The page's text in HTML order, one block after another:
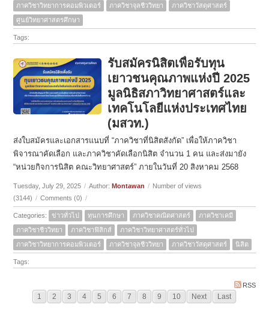
ภาควิชาวิทยาการคอมพิวเตอร์
ภาควิชาจุลชีววิทยา
ภาควิชาวัสดุศาสตร์
ศูนย์วิทยาศาสตรศึกษา
Tags:
รับสมัครนิสิตเพื่อรับทุน
เยาวชนคุณภาพแห่งปี 2025
มูลนิธิสภาวิทยาศาสตร์และ
เทคโนโลยีแห่งประเทศไทย
(มสวท.)
ส่งใบสมัครและเอกสารแนบที่ “ภาควิชาที่นิสิตสังกัด” เพื่อให้ภาควิชา
พิจารณาคัดเลือก และภาควิชาคัดเลือกนิสิต จำนวน 1 คน และส่งมายัง
“หน่วยกิจการนิสิต คณะวิทยาศาสตร์” ภายในวันที่ 20 สิงหาคม 2568
Tuesday, July 29, 2025 / Author:Montawan / Number of views
(3144) / Comments (0) /
Categories: ข่าวทั่วไป ทุนการศึกษา ภาควิชาคณิตศาสตร์
ภาควิชาเคมี
ภาควิชาชีววิทยา
ภาควิชาฟิสิกส์
ภาควิชาวิทยาศาสตร์ทั่วไป
ภาควิชาวิทยาการคอมพิวเตอร์
ภาควิชาจุลชีววิทยา ภาควิชาวัสดุศาสตร์ นิสิต
Tags:
RSS
1 2 3 4 5 6 7 8 9 10 Next Last